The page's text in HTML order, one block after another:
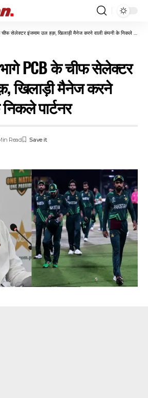
सेलेक्टर इंजमाम उल हक़, खिलाड़ी मैनेज करने वाली कंपनी के निकले पार्टनर
PCB के चीफ सेलेक्टर
खिलाड़ी मैनेज करने
पार्टनर
Read